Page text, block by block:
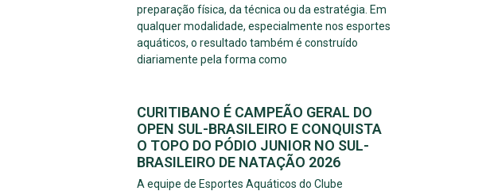
preparação física, da técnica ou da estratégia. Em
qualquer modalidade, especialmente nos esportes
aquáticos, o resultado também é construído
diariamente pela forma como
CURITIBANO É CAMPEÃO GERAL DO
OPEN SUL-BRASILEIRO E CONQUISTA
O TOPO DO PÓDIO JUNIOR NO SUL-
BRASILEIRO DE NATAÇÃO 2026
A equipe de Esportes Aquáticos do Clube